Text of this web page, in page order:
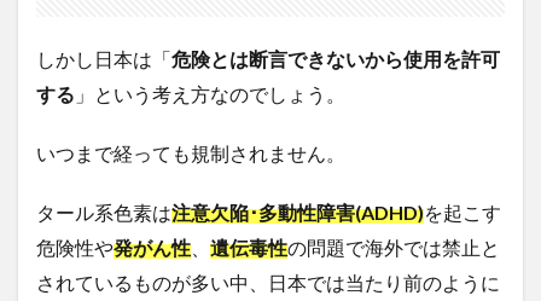
しかし日本は「危険とは断言できないから使用を許可
する 」という考え方なのでしょう。
いつまで経っても規制されません。
タール系色素は注意欠陥･多動性障害(ADHD)を起こす
危険性や発がん性 遺伝毒性の問題で海外では禁止と
されているものが多い中、日本では当たり前のように